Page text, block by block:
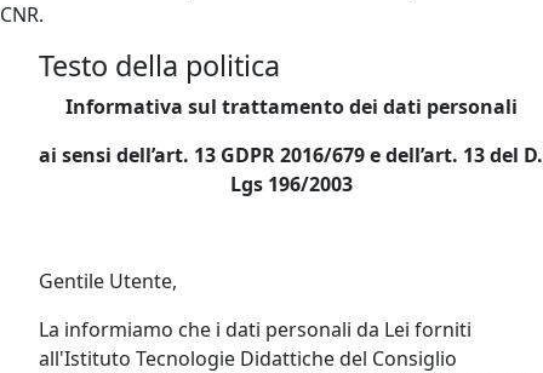
CNR.
Testo della politica
Informativa sul trattamento dei dati personali
ai sensi dell’art. 13 GDPR 2016/679 e dell’art. 13 del D.
Lgs 196/2003
Gentile Utente,
La informiamo che i dati personali da Lei forniti
all'Istituto Tecnologie Didattiche del Consiglio